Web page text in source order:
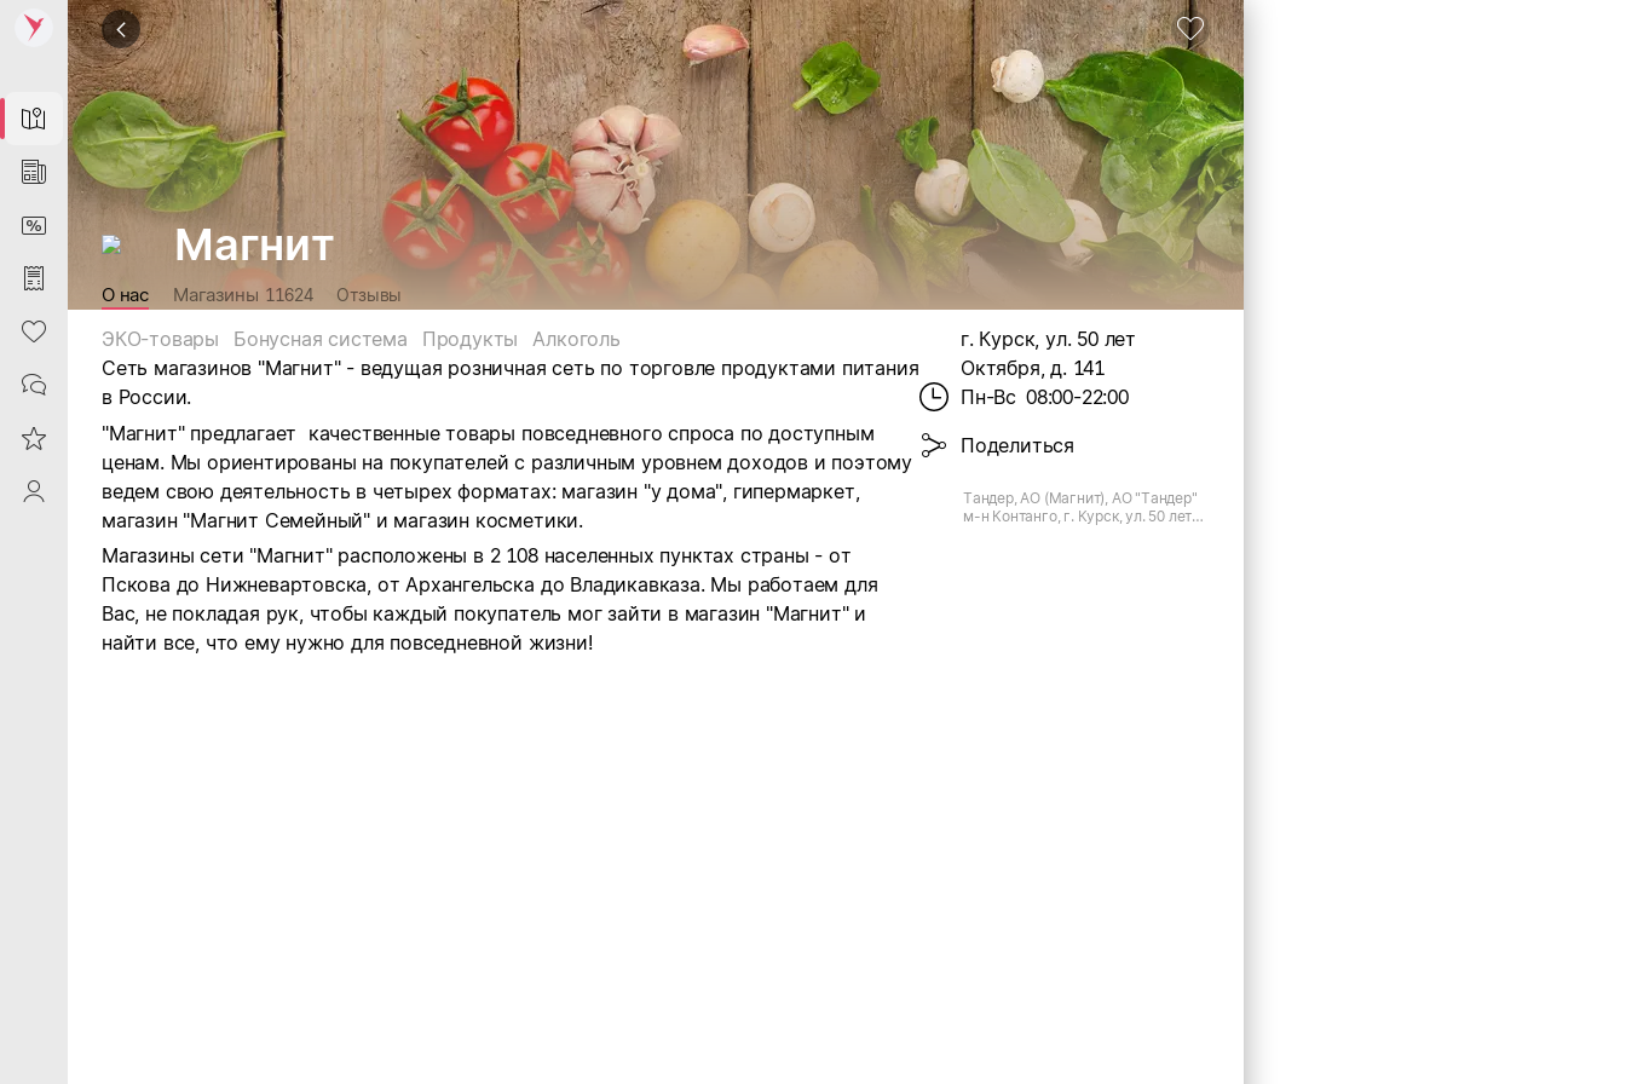
Map
News
DiscountCard
Purchases
Heart
Contacts
Reviews
ProfileSaby
Магнит
О нас Магазины 11624 Отзывы
ЭКО-товары Бонусная система Продукты
Алкоголь
Сеть магазинов "Магнит" - ведущая розничная сеть по торговле продуктами питания
в России.
"Магнит" предлагает качественные товары повседневного спроса по доступным
ценам. Мы ориентированы на покупателей с различным уровнем доходов и поэтому
ведем свою деятельность в четырех форматах: магазин "у дома", гипермаркет,
магазин "Магнит Семейный" и магазин косметики.
Магазины сети "Магнит" расположены в 2 108 населенных пунктах страны - от
Пскова до Нижневартовска, от Архангельска до Владикавказа. Мы работаем для
Вас, не покладая рук, чтобы каждый покупатель мог зайти в магазин "Магнит" и
найти все, что ему нужно для повседневной жизни!
г. Курск, ул. 50 лет
Октября, д. 141
Пн-Вс 08:00-22:00
Поделиться
Тандер, АО (Магнит), АО "Тандер"
м-н Контанго, г. Курск, ул. 50 лет